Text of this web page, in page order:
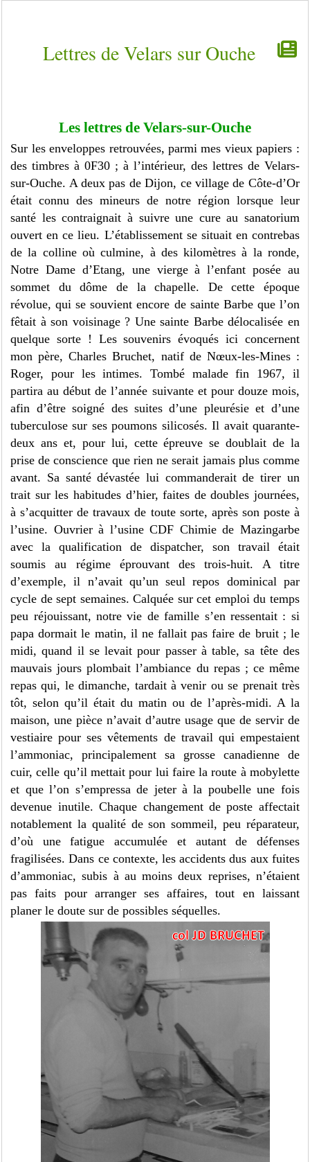
Lettres de Velars sur Ouche
Les lettres de Velars-sur-Ouche
Sur les enveloppes retrouvées, parmi mes vieux papiers :
des timbres à 0F30 ; à l’intérieur, des lettres de Velars-
sur-Ouche. A deux pas de Dijon, ce village de Côte-d’Or
était connu des mineurs de notre région lorsque leur
santé les contraignait à suivre une cure au sanatorium
ouvert en ce lieu. L’établissement se situait en contrebas
de la colline où culmine, à des kilomètres à la ronde,
Notre Dame d’Etang, une vierge à l’enfant posée au
sommet du dôme de la chapelle. De cette époque
révolue, qui se souvient encore de sainte Barbe que l’on
fêtait à son voisinage ? Une sainte Barbe délocalisée en
quelque sorte ! Les souvenirs évoqués ici concernent
mon père, Charles Bruchet, natif de Nœux-les-Mines :
Roger, pour les intimes. Tombé malade fin 1967, il
partira au début de l’année suivante et pour douze mois,
afin d’être soigné des suites d’une pleurésie et d’une
tuberculose sur ses poumons silicosés. Il avait quarante-
deux ans et, pour lui, cette épreuve se doublait de la
prise de conscience que rien ne serait jamais plus comme
avant. Sa santé dévastée lui commanderait de tirer un
trait sur les habitudes d’hier, faites de doubles journées,
à s’acquitter de travaux de toute sorte, après son poste à
l’usine. Ouvrier à l’usine CDF Chimie de Mazingarbe
avec la qualification de dispatcher, son travail était
soumis au régime éprouvant des trois-huit. A titre
d’exemple, il n’avait qu’un seul repos dominical par
cycle de sept semaines. Calquée sur cet emploi du temps
peu réjouissant, notre vie de famille s’en ressentait : si
papa dormait le matin, il ne fallait pas faire de bruit ; le
midi, quand il se levait pour passer à table, sa tête des
mauvais jours plombait l’ambiance du repas ; ce même
repas qui, le dimanche, tardait à venir ou se prenait très
tôt, selon qu’il était du matin ou de l’après-midi. A la
maison, une pièce n’avait d’autre usage que de servir de
vestiaire pour ses vêtements de travail qui empestaient
l’ammoniac, principalement sa grosse canadienne de
cuir, celle qu’il mettait pour lui faire la route à mobylette
et que l’on s’empressa de jeter à la poubelle une fois
devenue inutile. Chaque changement de poste affectait
notablement la qualité de son sommeil, peu réparateur,
d’où une fatigue accumulée et autant de défenses
fragilisées. Dans ce contexte, les accidents dus aux fuites
d’ammoniac, subis à au moins deux reprises, n’étaient
pas faits pour arranger ses affaires, tout en laissant
planer le doute sur de possibles séquelles.